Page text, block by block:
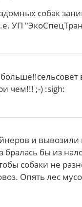
собак
УП
чем!!! ;-) :sigh:
и вывозили
бы из
собаки не
Опять лес